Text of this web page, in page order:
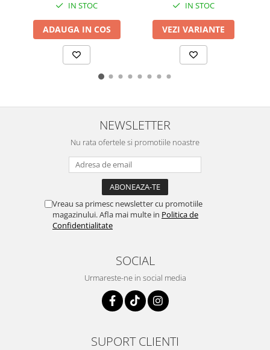
IN STOC
ADAUGA IN COS
IN STOC
VEZI VARIANTE
NEWSLETTER
Nu rata ofertele si promotiile noastre
Vreau sa primesc newsletter cu promotiile
magazinului. Afla mai multe in Politica de
Confidentialitate
SOCIAL
Urmareste-ne in social media
SUPORT CLIENTI